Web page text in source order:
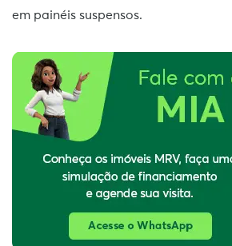
em painéis suspensos.